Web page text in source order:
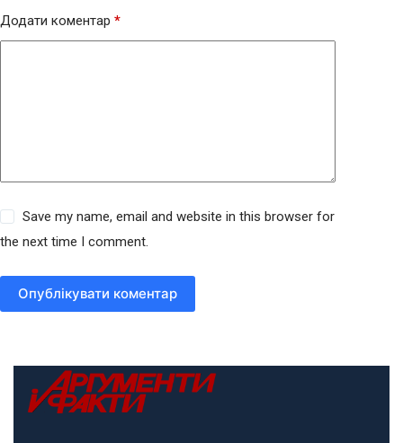
Додати коментар *
Save my name, email and website in this browser for
the next time I comment.
Опублікувати коментар